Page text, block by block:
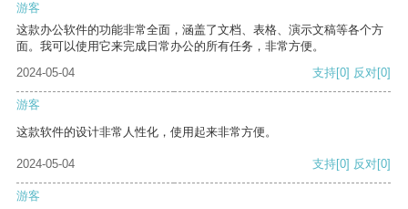
游客
这款办公软件的功能非常全面，涵盖了文档、表格、演示文稿等各个方
面。我可以使用它来完成日常办公的所有任务，非常方便。
2024-05-04
支持[0] 反对[0]
游客
这款软件的设计非常人性化，使用起来非常方便。
2024-05-04 支持[0] 反对[0]
游客